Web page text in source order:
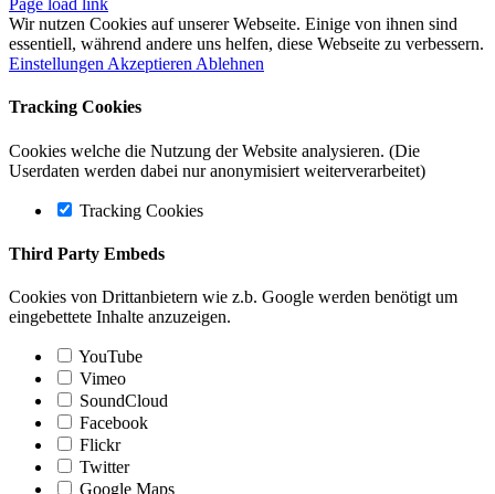
Page load link
Wir nutzen Cookies auf unserer Webseite. Einige von ihnen sind
essentiell, während andere uns helfen, diese Webseite zu verbessern.
Einstellungen Akzeptieren Ablehnen
Tracking Cookies
Cookies welche die Nutzung der Website analysieren. (Die
Userdaten werden dabei nur anonymisiert weiterverarbeitet)
Tracking Cookies
Third Party Embeds
Cookies von Drittanbietern wie z.b. Google werden benötigt um
eingebettete Inhalte anzuzeigen.
YouTube
Vimeo
SoundCloud
Facebook
Flickr
Twitter
Google Maps